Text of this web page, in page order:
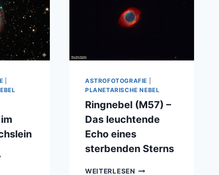
ASTROFOTOGRAFIE
PLANETARISCHE NEBEL
Ringnebel (M57) –
Das leuchtende
Echo eines
sterbenden Sterns
WEITERLESEN RINGNEBEL